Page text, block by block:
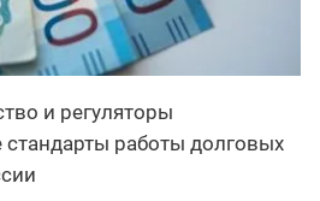
и регуляторы
работы долговых